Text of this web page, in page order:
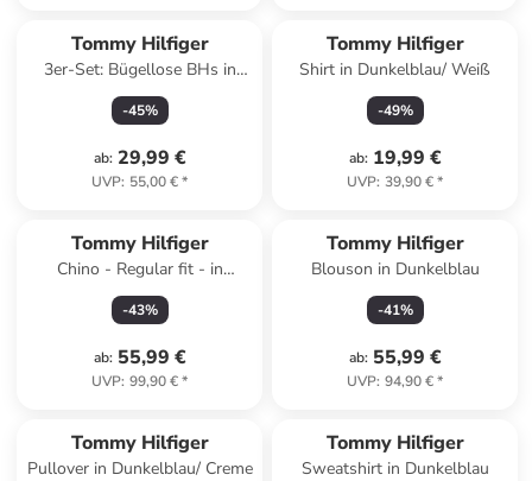
Tommy Hilfiger
3er-Set: Bügellose BHs in
Schwarz/ Weiß
-45%
ab: 29,99 €
UVP: 55,00 €*
Tommy Hilfiger
Shirt in Dunkelblau/ Weiß
-49%
ab: 19,99 €
UVP: 39,90 €*
Tommy Hilfiger
Chino - Regular fit - in
Schwarz
-43%
ab: 55,99 €
UVP: 99,90 €*
Tommy Hilfiger
Blouson in Dunkelblau
-41%
ab: 55,99 €
UVP: 94,90 €*
Tommy Hilfiger
Pullover in Dunkelblau/ Creme
Tommy Hilfiger
Sweatshirt in Dunkelblau